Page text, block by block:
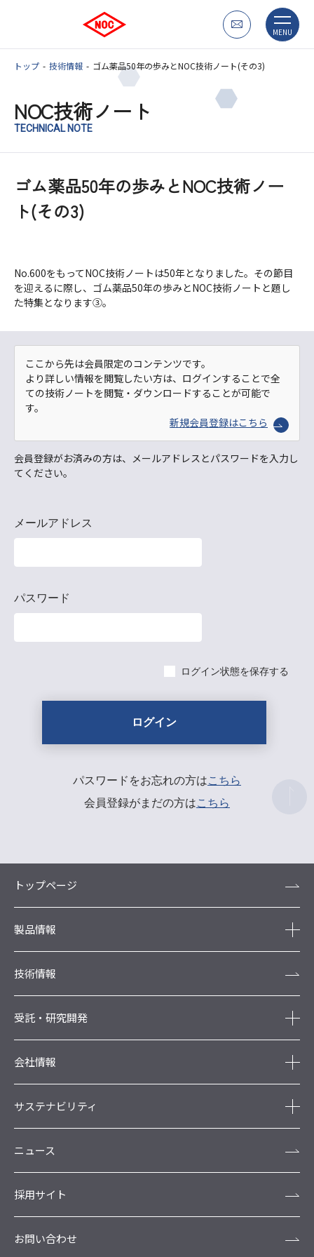
MENU
トップ 技術情報 ゴム薬品50年の歩みとNOC技術ノート(その3)
NOC技術ノート
TECHNICAL NOTE
ゴム薬品50年の歩みとNOC技術ノー
ト(その3)
No.600をもってNOC技術ノートは50年となりました。その節目
を迎えるに際し、ゴム薬品50年の歩みとNOC技術ノートと題し
た特集となります③。
ここから先は会員限定のコンテンツです。
より詳しい情報を閲覧したい方は、ログインすることで全
ての技術ノートを閲覧・ダウンロードすることが可能で
す。
新規会員登録はこちら
会員登録がお済みの方は、メールアドレスとパスワードを入力し
てください。
メールアドレス
パスワード
ログイン状態を保存する
パスワードをお忘れの方はこちら
会員登録がまだの方はこちら
トップページ
製品情報
技術情報
受託・研究開発
会社情報
サステナビリティ
ニュース
採用サイト
お問い合わせ